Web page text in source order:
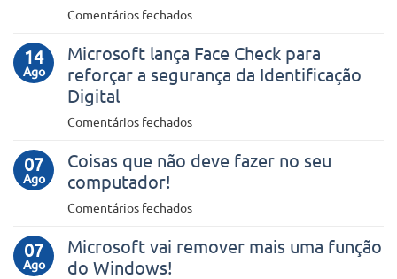
Comentários fechadosem
para
usares
no
smartphone
14
Ago
Microsoft lança Face Check para
reforçar a segurança da Identificação
Digital
Comentários fechadosem
lança
para
a
07
Ago
Coisas que não deve fazer no seu
computador!
Comentários fechadosem
que
07
Ago
Microsoft vai remover mais uma função
do Windows!